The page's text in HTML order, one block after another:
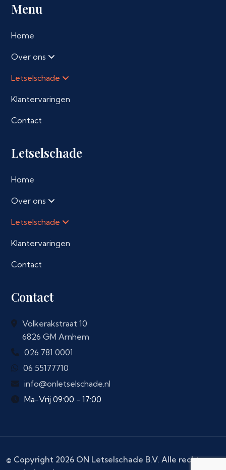
Menu
Home
Over ons
Letselschade
Klantervaringen
Contact
Letselschade
Home
Over ons
Letselschade
Klantervaringen
Contact
Contact
Volkerakstraat 10
6826 GM Arnhem
026 781 0001
06 55177710
info@onletselschade.nl
Ma-Vrij 09:00 - 17:00
© Copyright 2026 ON Letselschade B.V. Alle rechten